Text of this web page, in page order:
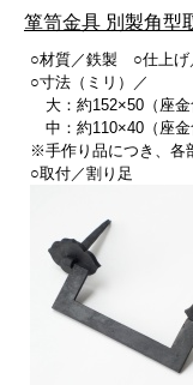
箪笥金具 別製角型
○材質／鉄製 ○仕上げ
○寸法（ミリ）／
大：約152×50（座
中：約110×40（座
※手作り品につき、各
○取付／割り足